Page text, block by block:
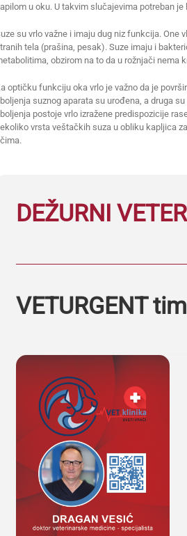
u oku. U takvim slučajevima potreban je
su vrlo važne i imaju dug niz funkcija. One
tela (prašina, pesak). Suze imaju i
obzirom na to da u rožnjači nema
optičku funkciju oka vrlo je važno da je
suznog aparata su urođena, a druga
postoje vrlo izražene predispozicije
vrsta veštačkih suza u obliku kapljica
DEŽURNI
VETURGENT